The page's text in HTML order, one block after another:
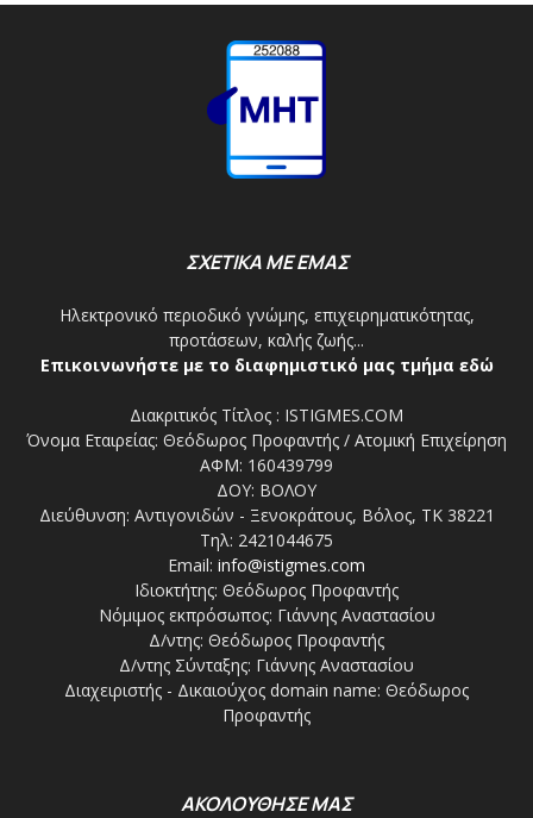
ΣΧΕΤΙΚΑ ΜΕ ΕΜΑΣ
Ηλεκτρονικό περιοδικό γνώμης, επιχειρηματικότητας,
προτάσεων, καλής ζωής...
Επικοινωνήστε με το διαφημιστικό μας τμήμα εδώ
Διακριτικός Τίτλος : ISTIGMES.COM
Όνομα Εταιρείας: Θεόδωρος Προφαντής / Ατομική Επιχείρηση
ΑΦΜ: 160439799
ΔΟΥ: ΒΟΛΟΥ
Διεύθυνση: Αντιγονιδών - Ξενοκράτους, Βόλος, ΤΚ 38221
Τηλ: 2421044675
Email: info@istigmes.com
Ιδιοκτήτης: Θεόδωρος Προφαντής
Νόμιμος εκπρόσωπος: Γιάννης Αναστασίου
Δ/ντης: Θεόδωρος Προφαντής
Δ/ντης Σύνταξης: Γιάννης Αναστασίου
Διαχειριστής - Δικαιούχος domain name: Θεόδωρος
Προφαντής
ΑΚΟΛΟΥΘΗΣΕ ΜΑΣ